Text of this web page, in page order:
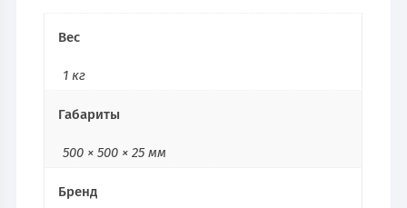
Вес
1 кг
Габариты
500 × 500 × 25 мм
Бренд